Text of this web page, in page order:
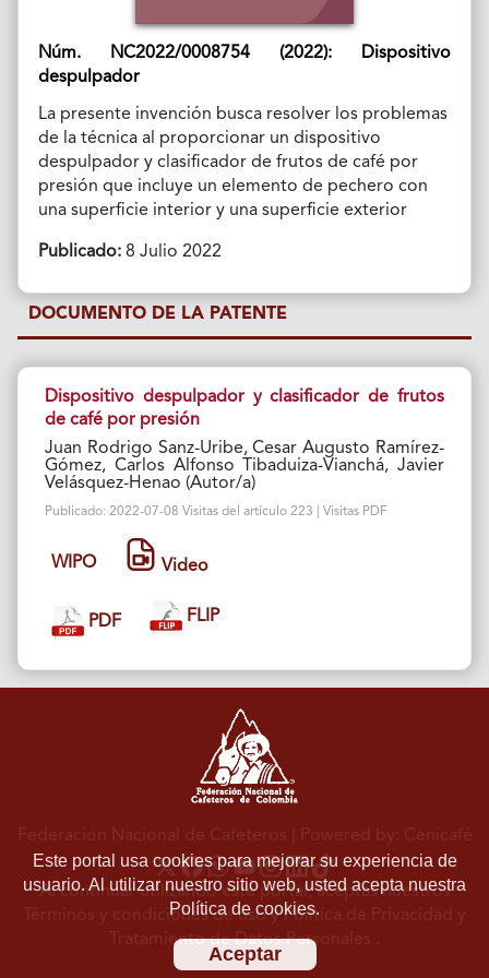
Núm. NC2022/0008754 (2022): Dispositivo
despulpador
La presente invención busca resolver los problemas
de la técnica al proporcionar un dispositivo
despulpador y clasificador de frutos de café por
presión que incluye un elemento de pechero con
una superficie interior y una superficie exterior
Publicado:8 Julio 2022
DOCUMENTO DE LA PATENTE
Dispositivo despulpador y clasificador de frutos
de café por presión
Juan Rodrigo Sanz-Uribe, Cesar Augusto Ramírez-
Gómez, Carlos Alfonso Tibaduiza-Vianchá, Javier
Velásquez-Henao (Autor/a)
Publicado: 2022-07-08 Visitas del artículo 223 | Visitas PDF
WIPO Video
PDF FLIP
Este portal usa cookies para mejorar su experiencia de
usuario. Al utilizar nuestro sitio web, usted acepta nuestra
Política de cookies.
Aceptar
Federación Nacional de Cafeteros | Powered by: Cenicafé
Al continuar utilizando este portal, aceptas nuestros
Términos y condiciones de usoyPolítica de Privacidad y
Tratamiento de Datos Personales